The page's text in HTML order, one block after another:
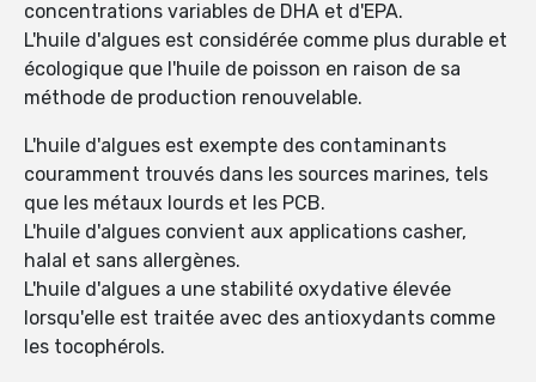
concentrations variables de DHA et d'EPA.
L'huile d'algues est considérée comme plus durable et
écologique que l'huile de poisson en raison de sa
méthode de production renouvelable.
L'huile d'algues est exempte des contaminants
couramment trouvés dans les sources marines, tels
que les métaux lourds et les PCB.
L'huile d'algues convient aux applications casher,
halal et sans allergènes.
L'huile d'algues a une stabilité oxydative élevée
lorsqu'elle est traitée avec des antioxydants comme
les tocophérols.